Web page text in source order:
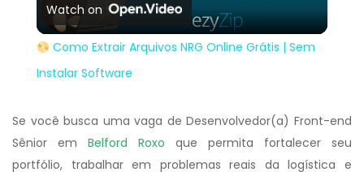
Video
Watch on
Como Extrair Arquivos NRG Online Grátis | Sem
Instalar Software
Se você busca uma vaga de Desenvolvedor(a) Front-end
Sênior em Belford Roxo que permita fortalecer seu
portfólio, trabalhar em problemas reais da logística e